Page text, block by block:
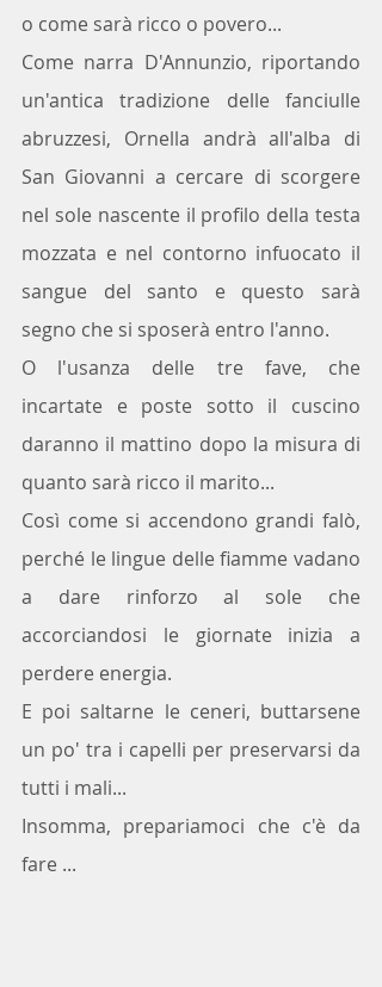
o come sarà ricco o povero...
Come narra D'Annunzio, riportando
un'antica tradizione delle fanciulle
abruzzesi, Ornella andrà all'alba di
San Giovanni a cercare di scorgere
nel sole nascente il profilo della testa
mozzata e nel contorno infuocato il
sangue del santo e questo sarà
segno che si sposerà entro l'anno.
O l'usanza delle tre fave, che
incartate e poste sotto il cuscino
daranno il mattino dopo la misura di
quanto sarà ricco il marito...
Così come si accendono grandi falò,
perché le lingue delle fiamme vadano
a dare rinforzo al sole che
accorciandosi le giornate inizia a
perdere energia.
E poi saltarne le ceneri, buttarsene
un po' tra i capelli per preservarsi da
tutti i mali...
Insomma, prepariamoci che c'è da
fare ...